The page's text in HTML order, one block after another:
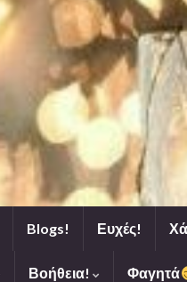
Blogs! Ευχές!
Βοήθεια! Φαγητά